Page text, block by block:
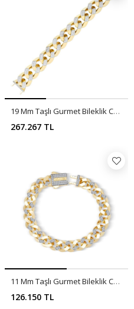
19 Mm Taşlı Gurmet Bileklik CA0065
267.267 TL
11 Mm Taşlı Gurmet Bileklik CA0063
126.150 TL